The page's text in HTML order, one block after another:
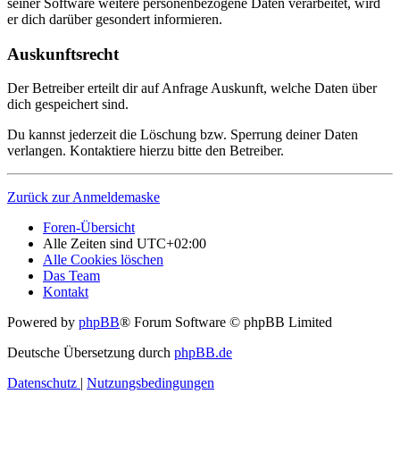
seiner Software weitere personenbezogene Daten verarbeitet, wird
er dich darüber gesondert informieren.
Auskunftsrecht
Der Betreiber erteilt dir auf Anfrage Auskunft, welche Daten über
dich gespeichert sind.
Du kannst jederzeit die Löschung bzw. Sperrung deiner Daten
verlangen. Kontaktiere hierzu bitte den Betreiber.
Zurück zur Anmeldemaske
Foren-Übersicht
Alle Zeiten sind UTC+02:00
Alle Cookies löschen
Das Team
Kontakt
Powered by phpBB® Forum Software © phpBB Limited
Deutsche Übersetzung durch phpBB.de
Datenschutz | Nutzungsbedingungen